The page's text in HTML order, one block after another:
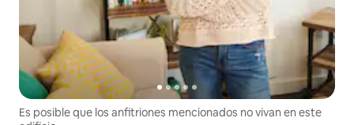
Es posible que los anfitriones mencionados no vivan en este